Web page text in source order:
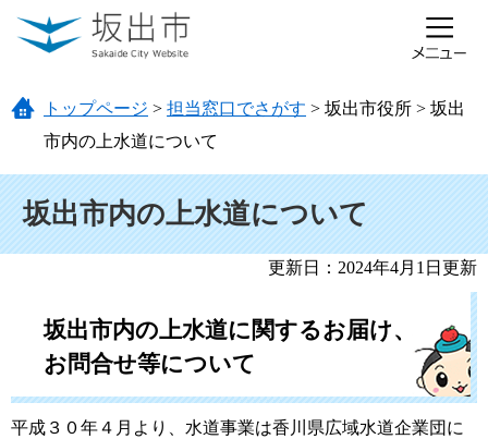
ページの先頭です。
メニューを飛ばして本文へ
トップページ > 担当窓口でさがす > 坂出市役所 > 坂出
市内の上水道について
坂出市内の上水道について
更新日：2024年4月1日更新
坂出市内の上水道に関するお届け、
お問合せ等について
平成３０年４月より、水道事業は香川県広域水道企業団に